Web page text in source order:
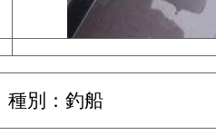
別：釣船